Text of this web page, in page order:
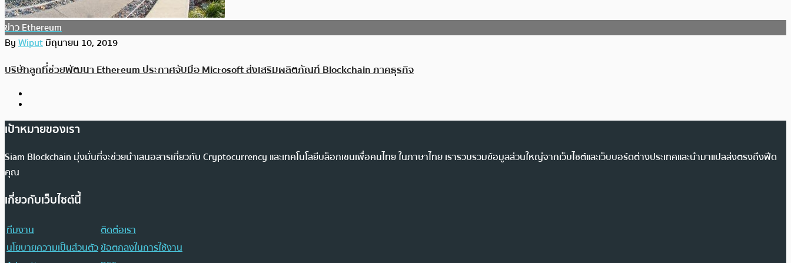
ข่าว Ethereum
ByWiputมิถุนายน 10, 2019
บริษัทลูกที่ช่วยพัฒนา Ethereum ประกาศจับมือ Microsoft ส่งเสริมผลิตภัณฑ์ Blockchain ภาคธุรกิจ
เป้าหมายของเรา
Siam Blockchain มุ่งมั่นที่จะช่วยนำเสนอสารเกี่ยวกับ Cryptocurrency และเทคโนโลยีบล็อกเชนเพื่อคนไทย ในภาษาไทย เรารวบรวมข้อมูลส่วนใหญ่จากเว็บไซต์และเว็บบอร์ดต่างประเทศและนำมาแปลส่งตรงถึงฟีด
คุณ
เกี่ยวกับเว็บไซต์นี้
ทีมงาน
ติดต่อเรา
นโยบายความเป็นส่วนตัวข้อตกลงในการใช้งาน